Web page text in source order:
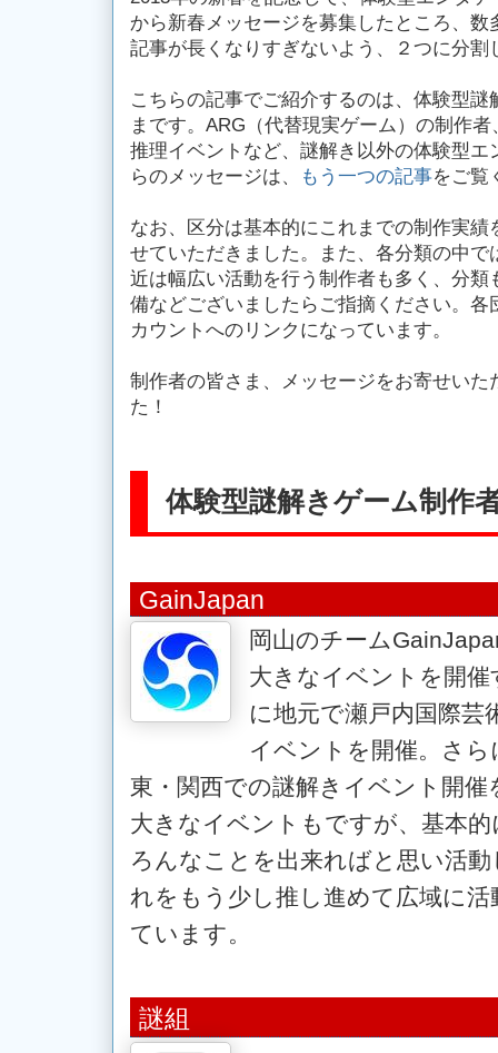
から新春メッセージを募集したところ、
記事が長くなりすぎないよう、２つに分割
こちらの記事でご紹介するのは、体験型
まです。ARG（代替現実ゲーム）の制作
推理イベントなど、謎解き以外の体験型
らのメッセージは、
もう一つの記事をご覧
なお、区分は基本的にこれまでの制作実
せていただきました。また、各分類の中
近は幅広い活動を行う制作者も多く、分
備などございましたらご指摘ください。
カウントへのリンクになっています。
制作者の皆さま、メッセージをお寄せい
た！
体験型謎解きゲーム制作
GainJapan
岡山のチーム
大きなイベントを開
に地元で瀬戸内国際芸
イベントを開催。さ
東・関西での謎解きイベント開催
大きなイベントもですが、基本
ろんなことを出来ればと思い活
れをもう少し推し進めて広域に
ています。
謎組